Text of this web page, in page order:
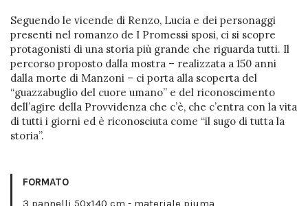
Seguendo le vicende di Renzo, Lucia e dei personaggi
presenti nel romanzo de I Promessi sposi, ci si scopre
protagonisti di una storia più grande che riguarda tutti. Il
percorso proposto dalla mostra – realizzata a 150 anni
dalla morte di Manzoni – ci porta alla scoperta del
“guazzabuglio del cuore umano” e del riconoscimento
dell’agire della Provvidenza che c’è, che c’entra con la vita
di tutti i giorni ed è riconosciuta come “il sugo di tutta la
storia”.
FORMATO
3 pannelli 50x140 cm - materiale piuma